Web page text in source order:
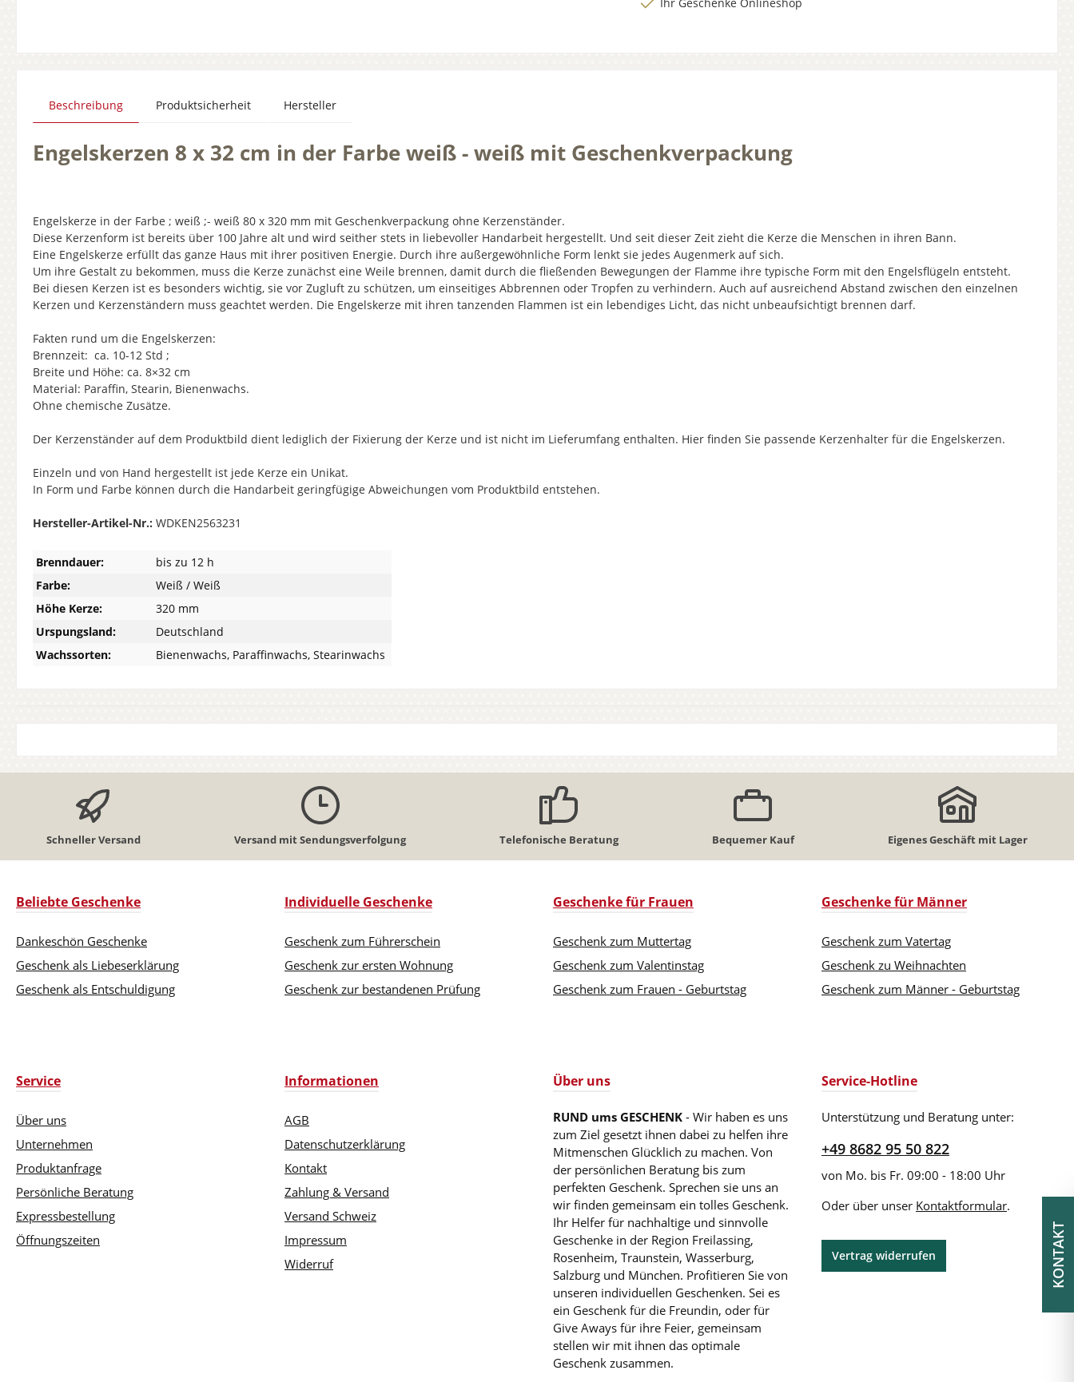
Beschreibung Produktsicherheit Hersteller
Engelskerzen 8 x 32 cm in der Farbe weiß - weiß mit Geschenkverpackung
Engelskerze in der Farbe ; weiß ;- weiß 80 x 320 mm mit Geschenkverpackung ohne Kerzenständer.
Diese Kerzenform ist bereits über 100 Jahre alt und wird seither stets in liebevoller Handarbeit hergestellt. Und seit dieser Zeit zieht die Kerze die Menschen in ihren Bann.
Eine Engelskerze erfüllt das ganze Haus mit ihrer positiven Energie. Durch ihre außergewöhnliche Form lenkt sie jedes Augenmerk auf sich.
Um ihre Gestalt zu bekommen, muss die Kerze zunächst eine Weile brennen, damit durch die fließenden Bewegungen der Flamme ihre typische Form mit den Engelsflügeln entsteht.
Bei diesen Kerzen ist es besonders wichtig, sie vor Zugluft zu schützen, um einseitiges Abbrennen oder Tropfen zu verhindern. Auch auf ausreichend Abstand zwischen den einzelnen
Kerzen und Kerzenständern muss geachtet werden. Die Engelskerze mit ihren tanzenden Flammen ist ein lebendiges Licht, das nicht unbeaufsichtigt brennen darf.
Fakten rund um die Engelskerzen:
Brennzeit: ca. 10-12 Std ;
Breite und Höhe: ca. 8×32 cm
Material: Paraffin, Stearin, Bienenwachs.
Ohne chemische Zusätze.
Der Kerzenständer auf dem Produktbild dient lediglich der Fixierung der Kerze und ist nicht im Lieferumfang enthalten. Hier finden Sie passende Kerzenhalter für die Engelskerzen.
Einzeln und von Hand hergestellt ist jede Kerze ein Unikat.
In Form und Farbe können durch die Handarbeit geringfügige Abweichungen vom Produktbild entstehen.
Hersteller-Artikel-Nr.: WDKEN2563231
Brenndauer:
bis zu 12 h
Farbe:
Weiß / Weiß
Höhe Kerze:
320 mm
Urspungsland:
Deutschland
Wachssorten:
Bienenwachs, Paraffinwachs, Stearinwachs
Schneller Versand Versand mit Sendungsverfolgung Telefonische Beratung Bequemer Kauf Eigenes Geschäft mit Lager
Beliebte Geschenke
Dankeschön Geschenke
Geschenk als Liebeserklärung
Geschenk als Entschuldigung
Individuelle Geschenke
Geschenk zum Führerschein
Geschenk zur ersten Wohnung
Geschenk zur bestandenen Prüfung
Geschenke für Frauen
Geschenk zum Muttertag
Geschenk zum Valentinstag
Geschenk zum Frauen - Geburtstag
Geschenke für Männer
Geschenk zum Vatertag
Geschenk zu Weihnachten
Geschenk zum Männer - Geburtstag
Service
Über uns
Unternehmen
Produktanfrage
Persönliche Beratung
Expressbestellung
Öffnungszeiten
Informationen
AGB
Datenschutzerklärung
Kontakt
Zahlung & Versand
Versand Schweiz
Impressum
Widerruf
Service-Hotline
Unterstützung und Beratung unter:
+49 8682 95 50 822
von Mo. bis Fr. 09:00 - 18:00 Uhr
Oder über unser Kontaktformular.
Vertrag widerrufen
Über uns
RUND ums GESCHENK - Wir haben es uns
zum Ziel gesetzt ihnen dabei zu helfen ihre
Mitmenschen Glücklich zu machen. Von
der persönlichen Beratung bis zum
perfekten Geschenk. Sprechen sie uns an
wir finden gemeinsam ein tolles Geschenk.
Ihr Helfer für nachhaltige und sinnvolle
Geschenke in der Region Freilassing,
Rosenheim, Traunstein, Wasserburg,
Salzburg und München. Profitieren Sie von
unseren individuellen Geschenken. Sei es
ein Geschenk für die Freundin, oder für
Give Aways für ihre Feier, gemeinsam
stellen wir mit ihnen das optimale
Geschenk zusammen.
KONTAKT